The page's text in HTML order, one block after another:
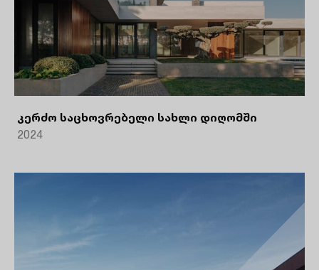
2024
კერძო საცხოვრებელი სახლი დიღომში